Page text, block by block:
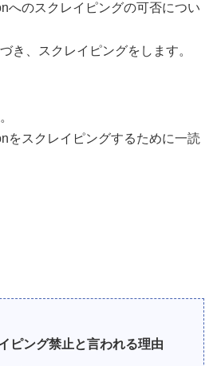
へのスクレイピングの可否につい
き、スクレイピングをします。
をスクレイピングするために一読
ピング禁止と言われる理由